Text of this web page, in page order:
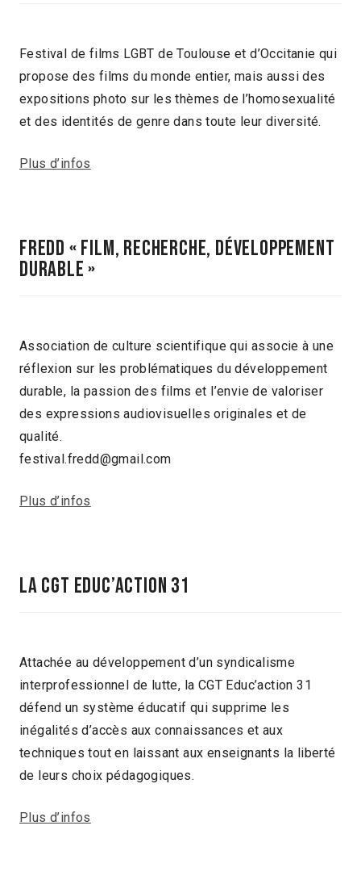
Festival de films LGBT de Toulouse et d’Occitanie qui
propose des films du monde entier, mais aussi des
expositions photo sur les thèmes de l’homosexualité
et des identités de genre dans toute leur diversité.
Plus d’infos
FReDD « Film, Recherche, DÉveloppement
Durable »
Association de culture scientifique qui associe à une
réflexion sur les problématiques du développement
durable, la passion des films et l’envie de valoriser
des expressions audiovisuelles originales et de
qualité.
festival.fredd@gmail.com
Plus d’infos
La CGT Educ’action 31
Attachée au développement d’un syndicalisme
interprofessionnel de lutte, la CGT Educ’action 31
défend un système éducatif qui supprime les
inégalités d’accès aux connaissances et aux
techniques tout en laissant aux enseignants la liberté
de leurs choix pédagogiques.
Plus d’infos